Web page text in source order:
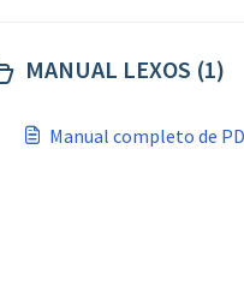
MANUAL LEXOS (1)
Manual completo de